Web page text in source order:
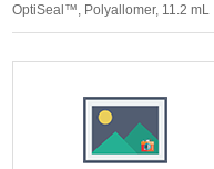
OptiSeal™, Polyallomer, 11.2 mL